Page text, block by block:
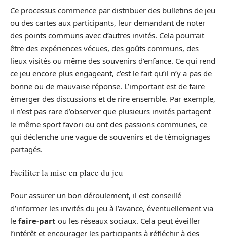
Ce processus commence par distribuer des bulletins de jeu
ou des cartes aux participants, leur demandant de noter
des points communs avec d’autres invités. Cela pourrait
être des expériences vécues, des goûts communs, des
lieux visités ou même des souvenirs d’enfance. Ce qui rend
ce jeu encore plus engageant, c’est le fait qu’il n’y a pas de
bonne ou de mauvaise réponse. L’important est de faire
émerger des discussions et de rire ensemble. Par exemple,
il n’est pas rare d’observer que plusieurs invités partagent
le même sport favori ou ont des passions communes, ce
qui déclenche une vague de souvenirs et de témoignages
partagés.
Faciliter la mise en place du jeu
Pour assurer un bon déroulement, il est conseillé
d’informer les invités du jeu à l’avance, éventuellement via
le faire-part ou les réseaux sociaux. Cela peut éveiller
l’intérêt et encourager les participants à réfléchir à des